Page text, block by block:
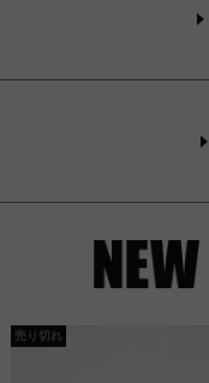
売り切れ